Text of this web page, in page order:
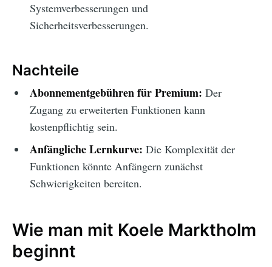
Systemverbesserungen und
Sicherheitsverbesserungen.
Nachteile
Abonnementgebühren für Premium: Der
Zugang zu erweiterten Funktionen kann
kostenpflichtig sein.
Anfängliche Lernkurve: Die Komplexität der
Funktionen könnte Anfängern zunächst
Schwierigkeiten bereiten.
Wie man mit Koele Marktholm
beginnt